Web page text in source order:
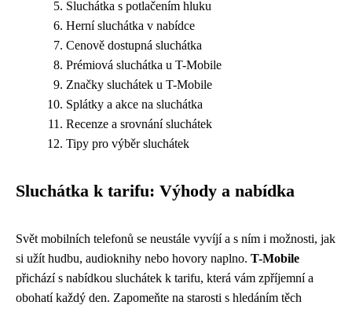
Sluchátka s potlačením hluku
Herní sluchátka v nabídce
Cenově dostupná sluchátka
Prémiová sluchátka u T-Mobile
Značky sluchátek u T-Mobile
Splátky a akce na sluchátka
Recenze a srovnání sluchátek
Tipy pro výběr sluchátek
Sluchátka k tarifu: Výhody a nabídka
Svět mobilních telefonů se neustále vyvíjí a s ním i možnosti, jak
si užít hudbu, audioknihy nebo hovory naplno. T-Mobile
přichází s nabídkou sluchátek k tarifu, která vám zpříjemní a
obohatí každý den. Zapomeňte na starosti s hledáním těch